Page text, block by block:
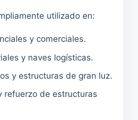
utilizado en:
y comerciales.
y naves logísticas.
y estructuras de gran luz.
refuerzo de estructuras